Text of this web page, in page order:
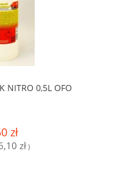
NITRO 0,5L OFO
zł
zł)